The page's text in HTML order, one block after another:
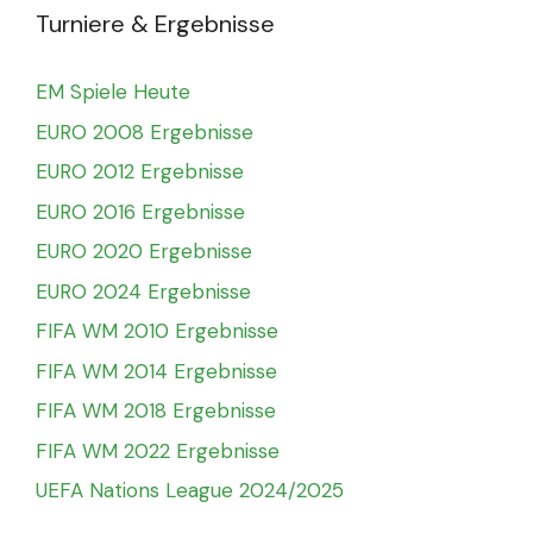
Turniere & Ergebnisse
EM Spiele Heute
EURO 2008 Ergebnisse
EURO 2012 Ergebnisse
EURO 2016 Ergebnisse
EURO 2020 Ergebnisse
EURO 2024 Ergebnisse
FIFA WM 2010 Ergebnisse
FIFA WM 2014 Ergebnisse
FIFA WM 2018 Ergebnisse
FIFA WM 2022 Ergebnisse
UEFA Nations League 2024/2025